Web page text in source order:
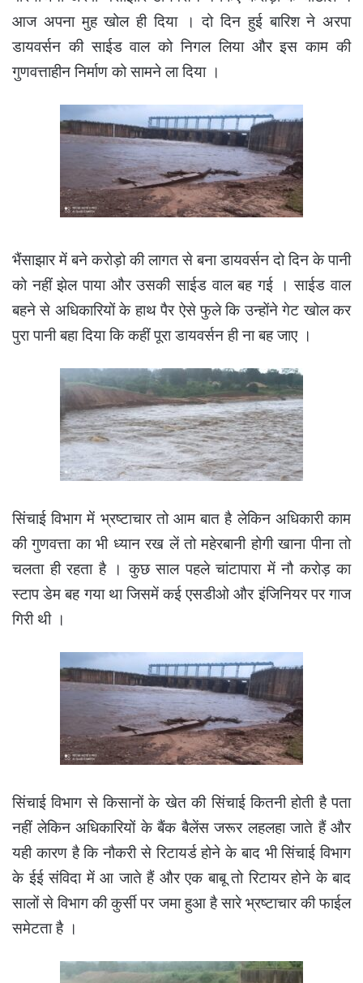
आज अपना मुह खोल ही दिया । दो दिन हुई बारिश ने अरपा
डायवर्सन की साईड वाल को निगल लिया और इस काम की
गुणवत्ताहीन निर्माण को सामने ला दिया ।
भैंसाझार में बने करोड़ो की लागत से बना डायवर्सन दो दिन के पानी
को नहीं झेल पाया और उसकी साईड वाल बह गई । साईड वाल
बहने से अधिकारियों के हाथ पैर ऐसे फुले कि उन्होंने गेट खोल कर
पुरा पानी बहा दिया कि कहीं पूरा डायवर्सन ही ना बह जाए ।
सिंचाई विभाग में भ्रष्टाचार तो आम बात है लेकिन अधिकारी काम
की गुणवत्ता का भी ध्यान रख लें तो महेरबानी होगी खाना पीना तो
चलता ही रहता है । कुछ साल पहले चांटापारा में नौ करोड़ का
स्टाप डेम बह गया था जिसमें कई एसडीओ और इंजिनियर पर गाज
गिरी थी ।
सिंचाई विभाग से किसानों के खेत की सिंचाई कितनी होती है पता
नहीं लेकिन अधिकारियों के बैंक बैलेंस जरूर लहलहा जाते हैं और
यही कारण है कि नौकरी से रिटायर्ड होने के बाद भी सिंचाई विभाग
के ईई संविदा में आ जाते हैं और एक बाबू तो रिटायर होने के बाद
सालों से विभाग की कुर्सी पर जमा हुआ है सारे भ्रष्टाचार की फाईल
समेटता है ।